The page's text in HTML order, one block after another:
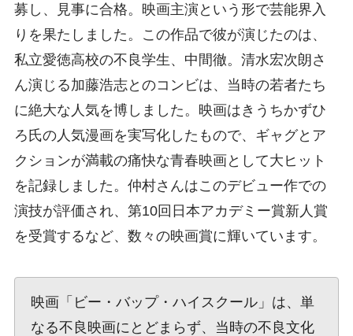
募し、見事に合格。映画主演という形で芸能界入
りを果たしました。この作品で彼が演じたのは、
私立愛徳高校の不良学生、中間徹。清水宏次朗さ
ん演じる加藤浩志とのコンビは、当時の若者たち
に絶大な人気を博しました。映画はきうちかずひ
ろ氏の人気漫画を実写化したもので、ギャグとア
クションが満載の痛快な青春映画として大ヒット
を記録しました。仲村さんはこのデビュー作での
演技が評価され、第10回日本アカデミー賞新人賞
を受賞するなど、数々の映画賞に輝いています。
映画「ビー・バップ・ハイスクール」は、単
なる不良映画にとどまらず、当時の不良文化